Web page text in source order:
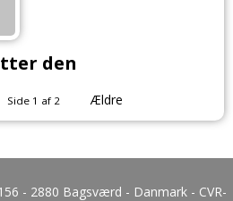
den
Side 1 af 2 Ældre
- 2880 Bagsværd - Danmark - CVR-